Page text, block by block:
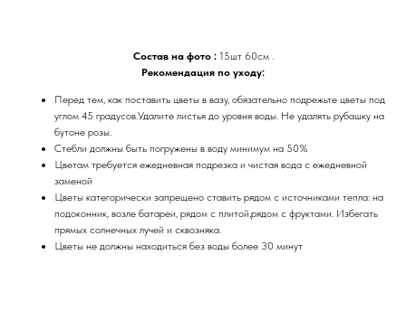
Состав на фото :15шт 60см .
Рекомендация по уходу:
Перед тем, как поставить цветы в вазу, обязательно подрежьте цветы под
углом 45 градусов.Удалите листья до уровня воды. Не удалять рубашку на
бутоне розы.
Стебли должны быть погружены в воду минимум на 50%
Цветам требуется ежедневная подрезка и чистая вода с ежедневной
заменой
Цветы категорически запрещено ставить рядом с источниками тепла: на
подоконник, возле батареи, рядом с плитой,рядом с фруктами. Избегать
прямых солнечных лучей и сквозняка.
Цветы не должны находиться без воды более 30 минут